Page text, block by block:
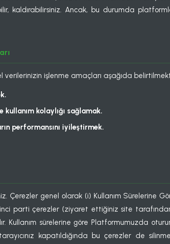
Ancak, bu durumda
verilerinizin işlenme amaçları aşağıda
kolaylığı sağlamak.
performansını iyileştirmek.
Çerezler genel olarak (i) Kullanım Sürelerine
parti çerezler (ziyaret ettiğiniz site
sürelerine göre Platformumuzda
kapatıldığında bu çerezler de